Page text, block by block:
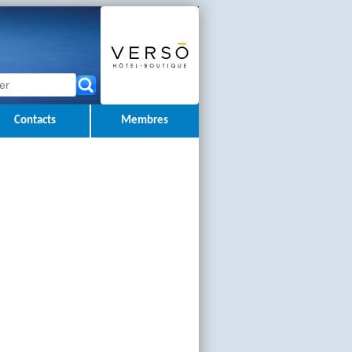
Contacts Membres